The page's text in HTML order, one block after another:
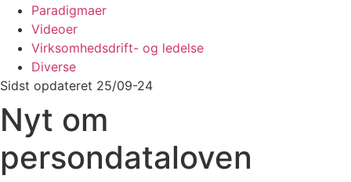
Paradigmaer
Videoer
Virksomhedsdrift- og ledelse
Diverse
Sidst opdateret 25/09-24
Nyt om
persondataloven